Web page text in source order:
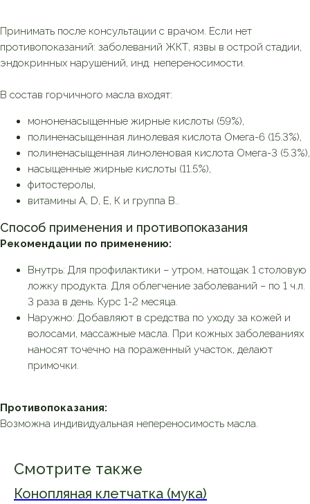
Принимать после консультации с врачом. Если нет
противопоказаний: заболеваний ЖКТ, язвы в острой стадии,
эндокринных нарушений, инд. непереносимости.
В состав горчичного масла входят:
мононенасыщенные жирные кислоты (59%),
полиненасыщенная линолевая кислота Омега-6 (15.3%),
полиненасыщенная линоленовая кислота Омега-3 (5.3%),
насыщенные жирные кислоты (11.5%),
фитостеролы,
витамины А, D, Е, К и группа В..
Способ применения и противопоказания
Рекомендации по применению:
Внутрь: Для профилактики – утром, натощак 1 столовую
ложку продукта. Для облегчение заболеваний – по 1 ч.л.
3 раза в день. Курс 1-2 месяца.
Наружно: Добавляют в средства по уходу за кожей и
волосами, массажные масла. При кожных заболеваниях
наносят точечно на пораженный участок, делают
примочки.
Противопоказания:
Возможна индивидуальная непереносимость масла.
Смотрите также
Конопляная клетчатка (мука)